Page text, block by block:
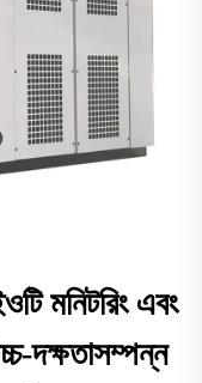
মনিটরিং এবং
দক্ষতাসম্পন্ন